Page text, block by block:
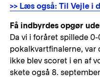
>> Læs også: Til Vejle i
Få indbyrdes opgør
Da vi i foråret spillede
pokalkvartfinalerne,
ikke blev scoret i en af
skete også 8.